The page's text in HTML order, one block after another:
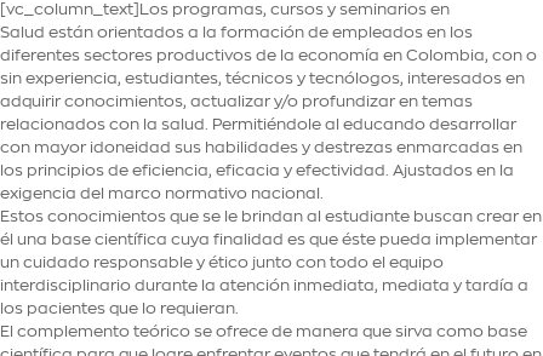
[vc_column_text]Los programas, cursos y seminarios en
Salud están orientados a la formación de empleados en los
diferentes sectores productivos de la economía en Colombia, con o
sin experiencia, estudiantes, técnicos y tecnólogos, interesados en
adquirir conocimientos, actualizar y/o profundizar en temas
relacionados con la salud. Permitiéndole al educando desarrollar
con mayor idoneidad sus habilidades y destrezas enmarcadas en
los principios de eficiencia, eficacia y efectividad. Ajustados en la
exigencia del marco normativo nacional.
Estos conocimientos que se le brindan al estudiante buscan crear en
él una base científica cuya finalidad es que éste pueda implementar
un cuidado responsable y ético junto con todo el equipo
interdisciplinario durante la atención inmediata, mediata y tardía a
los pacientes que lo requieran.
El complemento teórico se ofrece de manera que sirva como base